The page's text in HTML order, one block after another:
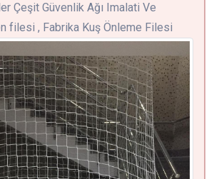
Çeşit Güvenlik Ağı Imalati Ve
filesi , Fabrika Kuş Önleme Filesi